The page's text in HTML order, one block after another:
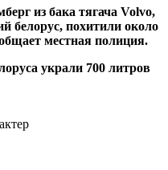
из бака тягача Volvo,
белорус, похитили около
местная полиция.